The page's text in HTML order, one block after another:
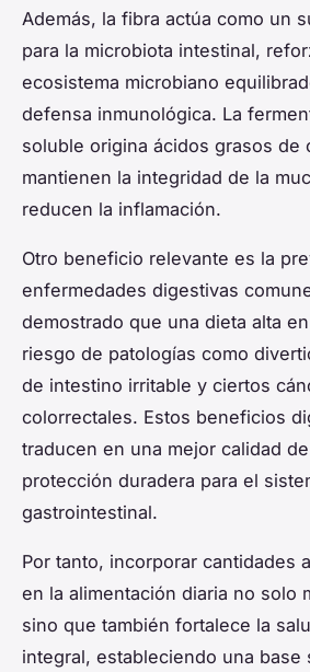
Además, la fibra actúa como un
para la microbiota intestinal,
ecosistema microbiano
defensa inmunológica. La
soluble origina ácidos grasos de
mantienen la integridad de la
reducen la inflamación.
Otro beneficio relevante es la
enfermedades digestivas
demostrado que una dieta alta
riesgo de patologías como
de intestino irritable y ciertos
colorrectales. Estos beneficios
traducen en una mejor calidad
protección duradera para el
gastrointestinal.
Por tanto, incorporar cantidades
en la alimentación diaria no solo
sino que también fortalece la
integral, estableciendo una base